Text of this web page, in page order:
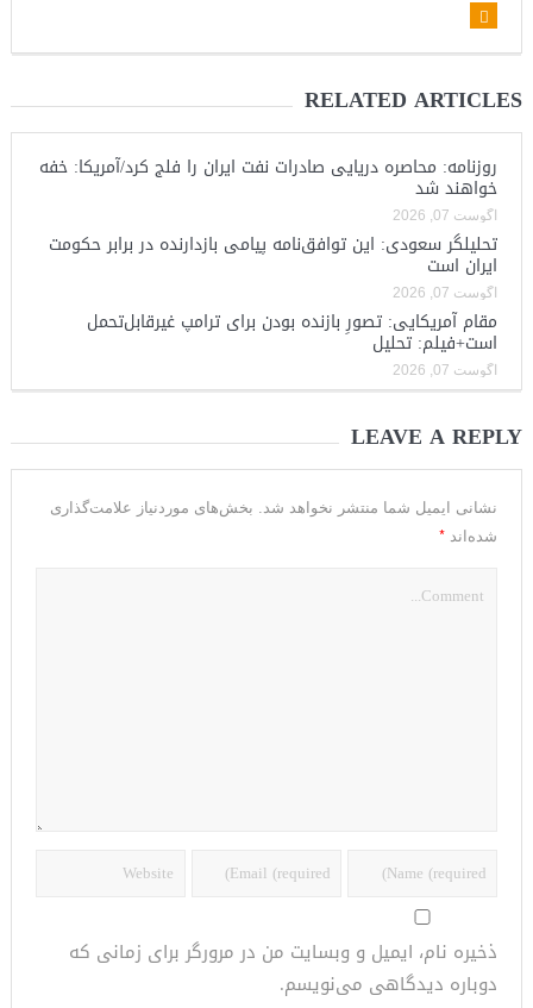
RELATED ARTICLES
روزنامه: محاصره دریایی صادرات نفت ایران را فلج کرد/آمریکا: خفه
خواهند شد
آگوست 07, 2026
تحلیلگر سعودی: این توافق‌نامه پیامی بازدارنده در برابر حکومت
ایران است
آگوست 07, 2026
مقام آمریکایی: تصورِ بازنده بودن برای ترامپ غیرقابل‌تحمل
است+فیلم: تحلیل
آگوست 07, 2026
LEAVE A REPLY
نشانی ایمیل شما منتشر نخواهد شد.
بخش‌های موردنیاز علامت‌گذاری
شده‌اند *
ذخیره نام، ایمیل و وبسایت من در مرورگر برای زمانی که
دوباره دیدگاهی می‌نویسم.